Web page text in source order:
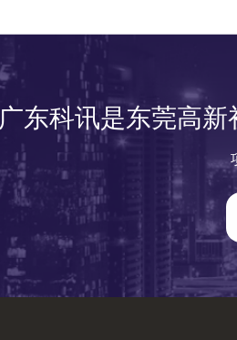
广东科讯是东莞高